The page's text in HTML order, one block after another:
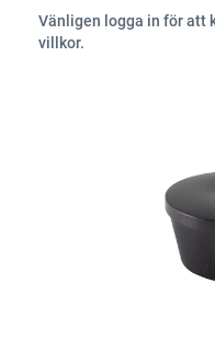
Vänligen logga in för att
villkor.